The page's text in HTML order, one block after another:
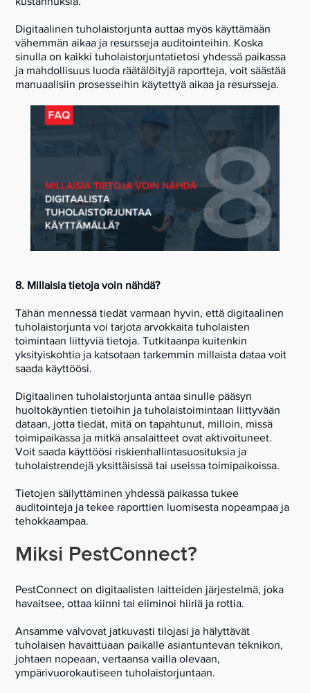
Digitaalinen tuholaistorjunta auttaa myös käyttämään
vähemmän aikaa ja resursseja auditointeihin. Koska
sinulla on kaikki tuholaistorjuntatietosi yhdessä paikassa
ja mahdollisuus luoda räätälöityjä raportteja, voit säästää
manuaalisiin prosesseihin käytettyä aikaa ja resursseja.
8. Millaisia tietoja voin nähdä?
Tähän mennessä tiedät varmaan hyvin, että digitaalinen
tuholaistorjunta voi tarjota arvokkaita tuholaisten
toimintaan liittyviä tietoja. Tutkitaanpa kuitenkin
yksityiskohtia ja katsotaan tarkemmin millaista dataa voit
saada käyttöösi.
Digitaalinen tuholaistorjunta antaa sinulle pääsyn
huoltokäyntien tietoihin ja tuholaistoimintaan liittyvään
dataan, jotta tiedät, mitä on tapahtunut, milloin, missä
toimipaikassa ja mitkä ansalaitteet ovat aktivoituneet.
Voit saada käyttöösi riskienhallintasuosituksia ja
tuholaistrendejä yksittäisissä tai useissa toimipaikoissa.
Tietojen säilyttäminen yhdessä paikassa tukee
auditointeja ja tekee raporttien luomisesta nopeampaa ja
tehokkaampaa.
Miksi PestConnect?
PestConnect on digitaalisten laitteiden järjestelmä, joka
havaitsee, ottaa kiinni tai eliminoi hiiriä ja rottia.
Ansamme valvovat jatkuvasti tilojasi ja hälyttävät
tuholaisen havaittuaan paikalle asiantuntevan teknikon,
johtaen nopeaan, vertaansa vailla olevaan,
ympärivuorokautiseen tuholaistorjuntaan.